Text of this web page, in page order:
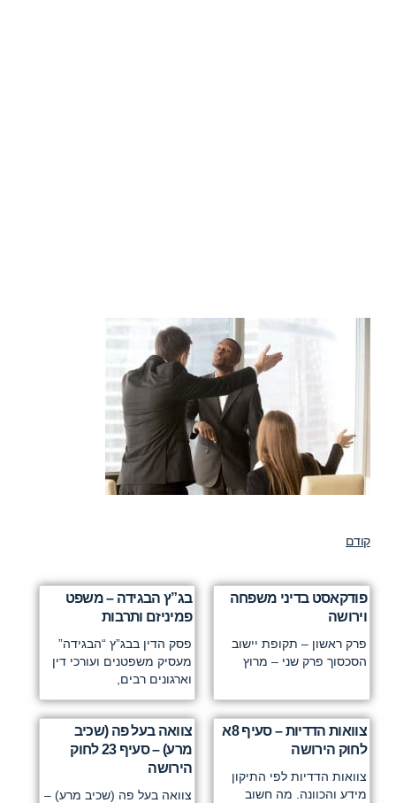
קודם
פודקאסט בדיני משפחה
וירושה
פרק ראשון – תקופת יישוב
הסכסוך פרק שני – מרוץ
בג”ץ הבגידה – משפט
פמיניזם ותרבות
פסק הדין בבג”ץ “הבגידה”
מעסיק משפטנים ועורכי דין
וארגונים רבים,
צוואות הדדיות – סעיף 8א
לחוק הירושה
צוואות הדדיות לפי התיקון
מידע והכוונה. מה חשוב
צוואה בעל פה (שכיב
מרע) – סעיף 23 לחוק
הירושה
צוואה בעל פה (שכיב מרע) –